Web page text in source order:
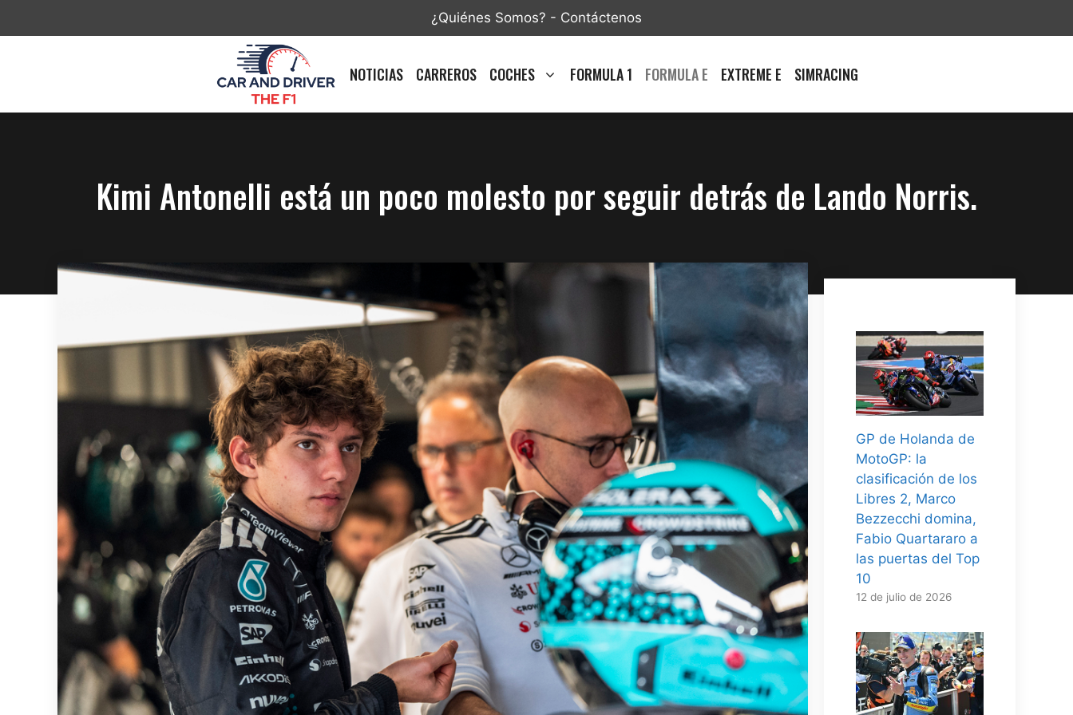
¿Quiénes Somos? - Contáctenos
NOTICIAS CARREROS COCHES FORMULA 1 FORMULA E EXTREME E SIMRACING
Kimi Antonelli está un poco molesto por seguir detrás de Lando Norris.
GP de Holanda de
MotoGP: la
clasificación de los
Libres 2, Marco
Bezzecchi domina,
Fabio Quartararo a
las puertas del Top
10
12 de julio de 2026